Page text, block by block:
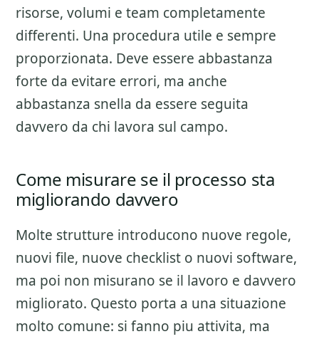
risorse, volumi e team completamente
differenti. Una procedura utile e sempre
proporzionata. Deve essere abbastanza
forte da evitare errori, ma anche
abbastanza snella da essere seguita
davvero da chi lavora sul campo.
Come misurare se il processo sta
migliorando davvero
Molte strutture introducono nuove regole,
nuovi file, nuove checklist o nuovi software,
ma poi non misurano se il lavoro e davvero
migliorato. Questo porta a una situazione
molto comune: si fanno piu attivita, ma